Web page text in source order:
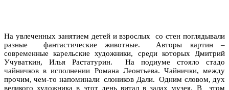
На увлеченных занятием детей и взрослых со стен поглядывали
разные фантастические животные. Авторы картин –
современные карельские художники, среди которых Дмитрий
Учуваткин, Илья Растатурин. На подиуме стояло стадо
чайничков в исполнении Романа Леонтьева. Чайнички, между
прочим, чем-то напоминали слоников Дали. Одним словом, дух
великого художника в этот день витал в залах музея. В этом